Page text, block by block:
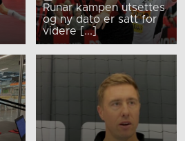
Runar kampen utsettes
og ny dato er satt for
videre [...]